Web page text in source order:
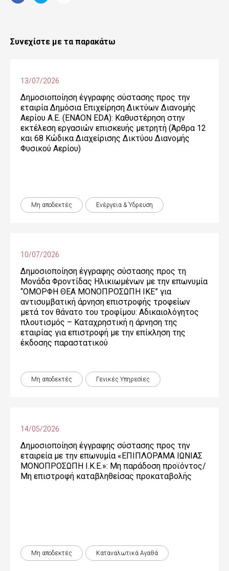
Συνεχίστε με τα παρακάτω
13/07/2026
Δημοσιοποίηση έγγραφης σύστασης προς την
εταιρία Δημόσια Επιχείρηση Δικτύων Διανομής
Αερίου Α.Ε. (ENAON EDA): Καθυστέρηση στην
εκτέλεση εργασιών επισκευής μετρητή (Άρθρα 12
και 68 Κώδικα Διαχείρισης Δικτύου Διανομής
Φυσικού Αερίου)
Μη αποδεκτές Ενέργεια & Ύδρευση
10/07/2026
Δημοσιοποίηση έγγραφης σύστασης προς τη
Μονάδα Φροντίδας Ηλικιωμένων με την επωνυμία
“ΟΜΟΡΦΗ ΘΕΑ ΜΟΝΟΠΡΟΣΩΠΗ ΙΚΕ” για
αντισυμβατική άρνηση επιστροφής τροφείων
μετά τον θάνατο του τροφίμου: Αδικαιολόγητος
πλουτισμός – Καταχρηστική η άρνηση της
εταιρίας για επιστροφή με την επίκληση της
έκδοσης παραστατικού
Μη αποδεκτές Γενικές Yπηρεσίες
14/05/2026
Δημοσιοποίηση έγγραφης σύστασης προς την
εταιρεία με την επωνυμία «ΕΠΙΠΛΟΡΑΜΑ ΙΩΝΙΑΣ
ΜΟΝΟΠΡΟΣΩΠΗ Ι.Κ.Ε.»: Μη παράδοση προϊόντος/
Μη επιστροφή καταβληθείσας προκαταβολής
Μη αποδεκτές Καταναλωτικά Αγαθά